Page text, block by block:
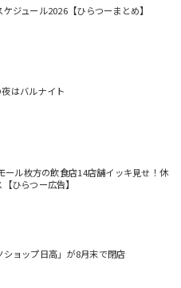
ジュール2026【ひらつーまとめ】
はバルナイト
ール枚方の飲食店14店舗イッキ見せ！休
ひらつー広告】
ョップ日高」が8月末で閉店